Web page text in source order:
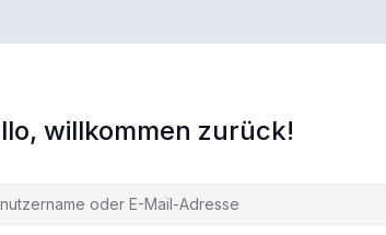
willkommen zurück!